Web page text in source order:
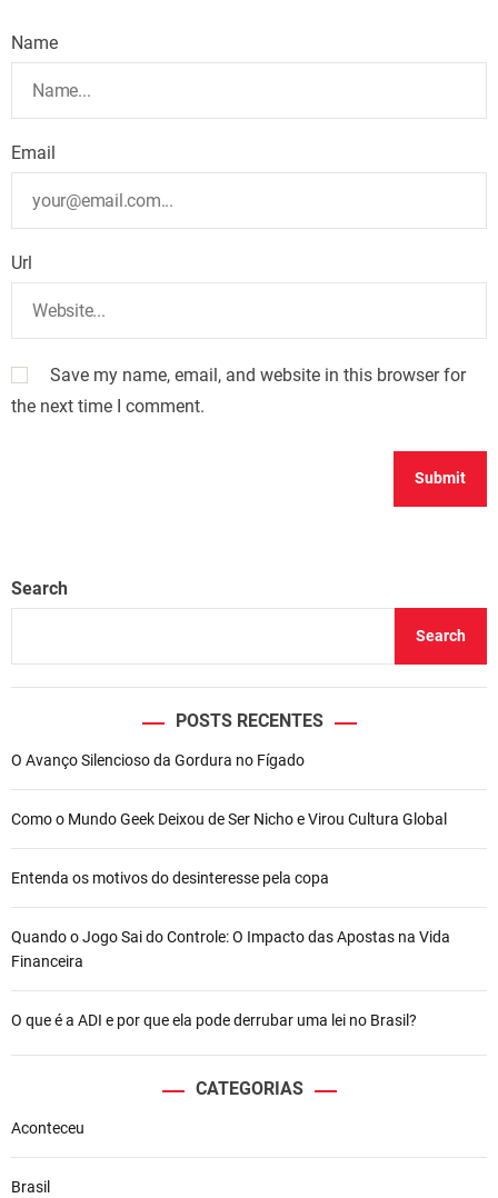
Name
Email
Url
Save my name, email, and website in this browser for
the next time I comment.
Search
Search
POSTS RECENTES
O Avanço Silencioso da Gordura no Fígado
Como o Mundo Geek Deixou de Ser Nicho e Virou Cultura Global
Entenda os motivos do desinteresse pela copa
Quando o Jogo Sai do Controle: O Impacto das Apostas na Vida
Financeira
O que é a ADI e por que ela pode derrubar uma lei no Brasil?
CATEGORIAS
Aconteceu
Brasil